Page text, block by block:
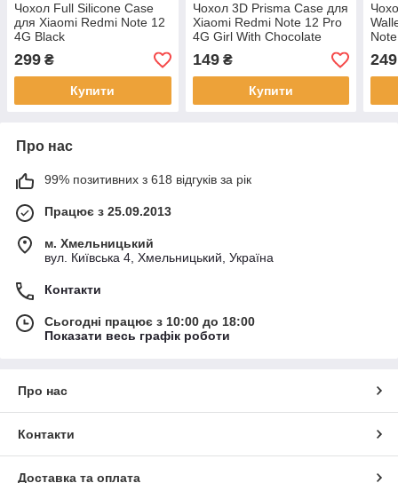
Чохол Full Silicone Case
для Xiaomi Redmi Note 12
4G Black
299 ₴
Купити
Чохол 3D Prisma Case для
Xiaomi Redmi Note 12 Pro
4G Girl With Chocolate
149₴
Купити
249
Про нас
99% позитивних з 618 відгуків за рік
Працює з 25.09.2013
м. Хмельницький
вул. Київська 4, Хмельницький, Україна
Контакти
Сьогодні працює з 10:00 до 18:00
Показати весь графік роботи
Про нас
Контакти
Доставка та оплата